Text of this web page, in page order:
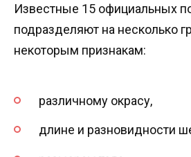
Известные 15 официальных
подразделяют на несколько
некоторым признакам:
различному окрасу,
длине и разновидности